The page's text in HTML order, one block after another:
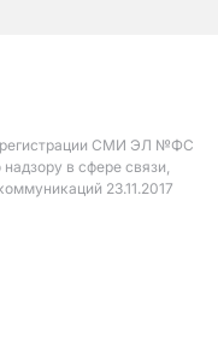
СМИ ЭЛ №ФС
в сфере связи,
23.11.2017